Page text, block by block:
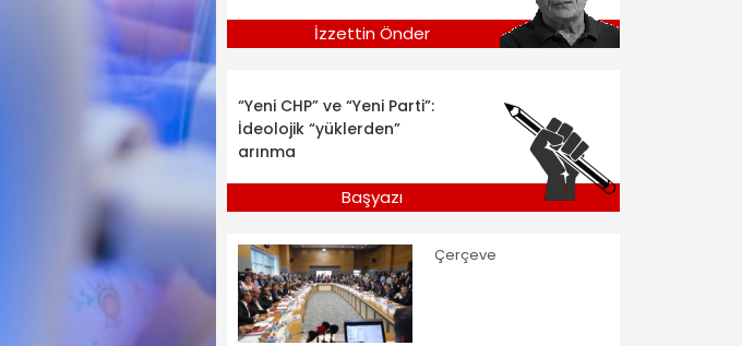
İzzettin Önder
“Yeni CHP” ve “Yeni Parti”:
İdeolojik “yüklerden”
arınma
Başyazı
Çerçeve